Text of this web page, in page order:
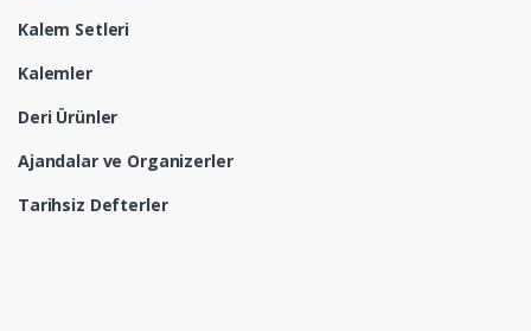
Kalem Setleri
Kalemler
Deri Ürünler
Ajandalar ve Organizerler
Tarihsiz Defterler